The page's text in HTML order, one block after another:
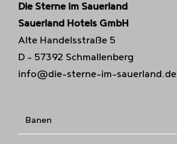
Die Sterne im Sauerland
Sauerland Hotels GmbH
Alte Handelsstraße 5
D - 57392 Schmallenberg
info@die-sterne-im-sauerland.de
Banen